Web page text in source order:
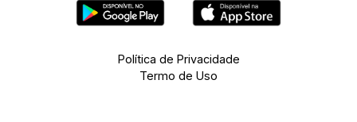
Política de Privacidade
Termo de Uso